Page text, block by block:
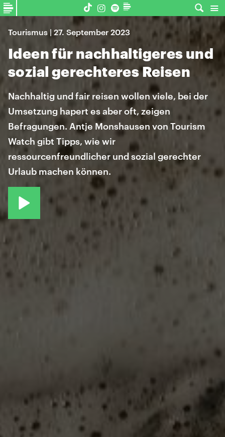
Tourismus | 27. September 2023
Ideen für nachhaltigeres und
sozial gerechteres Reisen
Nachhaltig und fair reisen wollen viele, bei der
Umsetzung hapert es aber oft, zeigen
Befragungen. Antje Monshausen von Tourism
Watch gibt Tipps, wie wir
ressourcenfreundlicher und sozial gerechter
Urlaub machen können.